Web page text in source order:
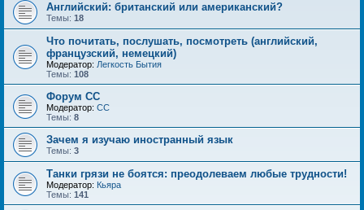
Английский: британский или американский?
Темы: 18
Что почитать, послушать, посмотреть (английский,
французский, немецкий)
Модератор: Легкость Бытия
Темы: 108
Форум СС
Модератор: CC
Темы: 8
Зачем я изучаю иностранный язык
Темы: 3
Танки грязи не боятся: преодолеваем любые трудности!
Модератор: Кьяра
Темы: 141